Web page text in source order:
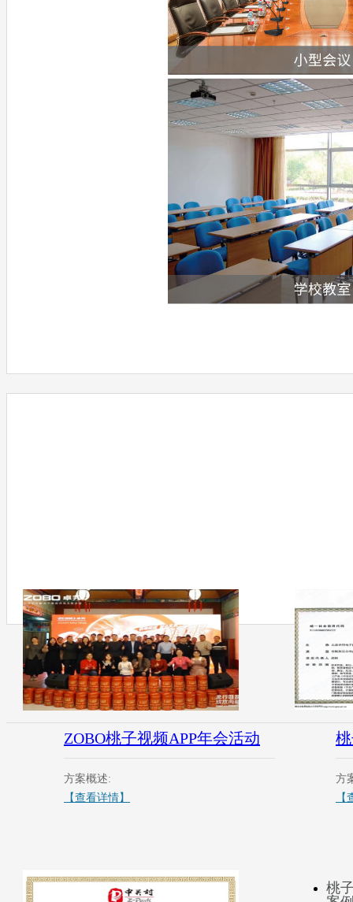
ZOBO桃子视频APP年会活动
方案概述:
【查看详情】
方
桃